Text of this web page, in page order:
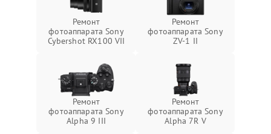
Ремонт
фотоаппарата Sony
Cybershot RX100 VII
Ремонт
фотоаппарата Sony
ZV-1 II
Ремонт
фотоаппарата Sony
Alpha 9 III
Ремонт
фотоаппарата Sony
Alpha 7R V